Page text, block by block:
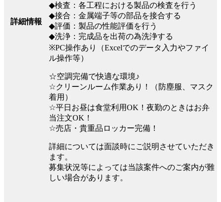
詳細情報
◆検査：各工程における製品の検査を行う
◆接合：金属端子等の部品を接合する
◆評価：製品の性能評価を行う
◆洗浄：完成品を出荷の為洗浄する
※PC操作あり（Excelでのデータ入力やファイ
ル操作等）
☆空調完備で快適な環境♪
☆クリーンルーム作業あり！（防塵服、マスク
着用）
☆平日お昼は食堂利用OK！夜勤のときはお弁
当注文OK！
☆売店・貴重品ロッカー完備！
詳細については面談時にご説明させていただき
ます。
募集状況等によっては当該案件へのご案内が難
しい場合があります。